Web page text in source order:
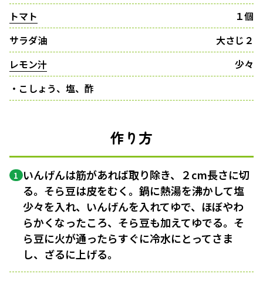
トマト
１個
サラダ油
大さじ２
レモン汁
少々
・こしょう、塩、酢
作り方
1 いんげんは筋があれば取り除き、２cm長さに切
る。そら豆は皮をむく。鍋に熱湯を沸かして塩
少々を入れ、いんげんを入れてゆで、ほぼやわ
らかくなったころ、そら豆も加えてゆでる。そ
ら豆に火が通ったらすぐに冷水にとってさま
し、ざるに上げる。